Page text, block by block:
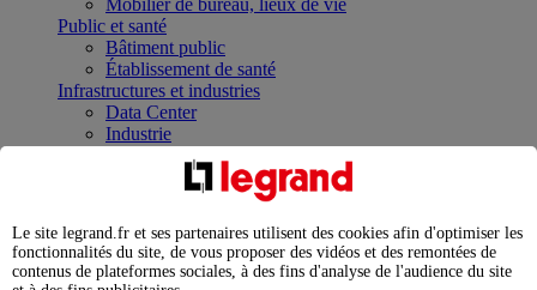
Mobilier de bureau, lieux de vie
Public et santé
Bâtiment public
Établissement de santé
Infrastructures et industries
Data Center
Industrie
Infrastructures
Contrôler et planifier le fonctionnement des appareils
Répartir et optimiser son tableau électrique
Legrand Data Center Solutions : concentrer les
expertises au service de vos performances
Le site legrand.fr et ses partenaires utilisent des cookies afin d'optimiser les
fonctionnalités du site, de vous proposer des vidéos et des remontées de
contenus de plateformes sociales, à des fins d'analyse de l'audience du site